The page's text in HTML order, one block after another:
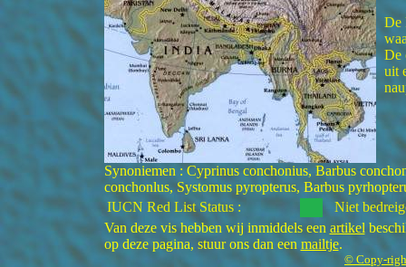
De
De
uit
Synoniemen : Cyprinus conchonius, Barbus
conchonlus, Systomus pyropterus, Barbus
IUCN Red List Status :
Niet
Van deze vis hebben wij inmiddels een artikel
op deze pagina, stuur ons dan een mailtje.
© Copy-